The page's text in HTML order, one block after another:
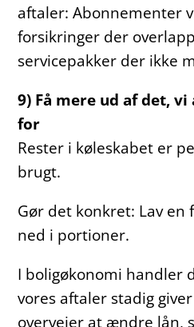
aftaler: Abonnementer
forsikringer der
servicepakker der ikke
9) Få mere ud af det,
for
Rester i køleskabet er
brugt.
Gør det konkret: Lav en
ned i portioner.
I boligøkonomi handler
vores aftaler stadig
overvejer at ændre lån,